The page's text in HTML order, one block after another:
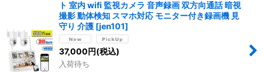
ト 室内 wifi 監視カメラ 音声録画 双方向通話 暗視
撮影 動体検知 スマホ対応 モニター付き録画機 見
守り 介護 [jen101]
37,000 円(税込)
入荷待ち